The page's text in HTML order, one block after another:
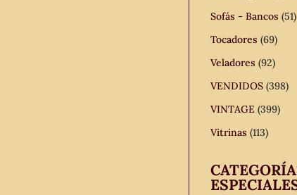
Sofás - Bancos (51)
Tocadores (69)
Veladores (92)
VENDIDOS (398)
VINTAGE (399)
Vitrinas (113)